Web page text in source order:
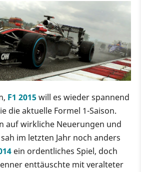
F1 2015will es wieder spannend
die aktuelle Formel 1-Saison.
auf wirkliche Neuerungen und
im letzten Jahr noch anders
ein ordentliches Spiel, doch
enttäuschte mit veralteter